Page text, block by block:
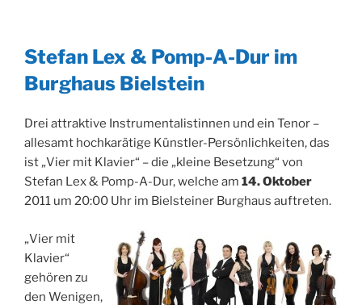
Stefan Lex & Pomp-A-Dur im
Burghaus Bielstein
Drei attraktive Instrumentalistinnen und ein Tenor –
allesamt hochkarätige Künstler-Persönlichkeiten, das
ist „Vier mit Klavier“ – die „kleine Besetzung“ von
Stefan Lex & Pomp-A-Dur, welche am 14. Oktober
2011 um 20:00 Uhr im Bielsteiner Burghaus auftreten.
„Vier mit
Klavier“
gehören zu
den Wenigen,